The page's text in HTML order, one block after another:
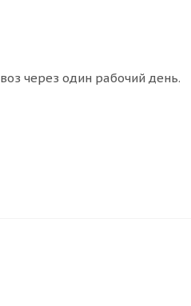
через один рабочий день.